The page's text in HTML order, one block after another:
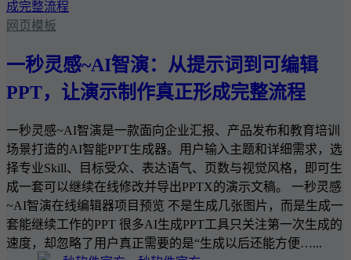
网页模板
一秒灵感~AI智演：从提示词到可编辑
PPT，让演示制作真正形成完整流程
一秒灵感~AI智演是一款面向企业汇报、产品发布和教育培训
场景打造的AI智能PPT生成器。用户输入主题和详细需求，选
择专业Skill、目标受众、表达语气、页数与视觉风格，即可生
成一套可以继续在线修改并导出PPTX的演示文稿。 一秒灵感
~AI智演在线编辑器项目预览 不是生成几张图片，而是生成一
套能继续工作的PPT 很多AI生成PPT工具只关注第一次生成的
速度，却忽略了用户真正需要的是“生成以后还能方便…...